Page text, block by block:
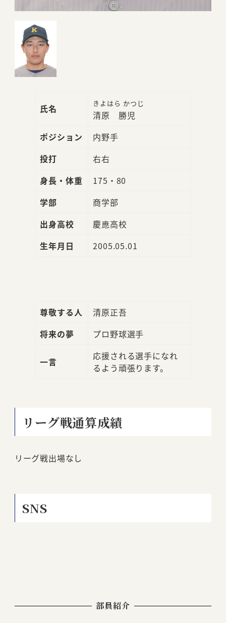
氏名 きよはら かつじ
清原 勝児
ポジション
内野手
投打
右右
身長・体重
175・80
学部
商学部
出身高校
慶應高校
生年月日
2005.05.01
尊敬する人
清原正吾
将来の夢
プロ野球選手
一言
応援される選手になれ
るよう頑張ります。
リーグ戦通算成績
リーグ戦出場なし
SNS
部員紹介